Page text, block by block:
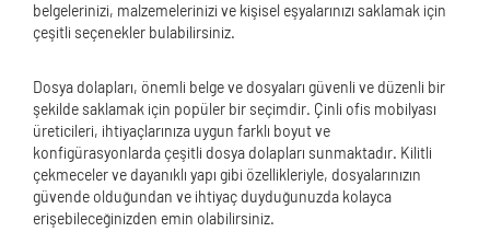
belgelerinizi, malzemelerinizi ve kişisel eşyalarınızı saklamak için
çeşitli seçenekler bulabilirsiniz.
Dosya dolapları, önemli belge ve dosyaları güvenli ve düzenli bir
şekilde saklamak için popüler bir seçimdir. Çinli ofis mobilyası
üreticileri, ihtiyaçlarınıza uygun farklı boyut ve
konfigürasyonlarda çeşitli dosya dolapları sunmaktadır. Kilitli
çekmeceler ve dayanıklı yapı gibi özellikleriyle, dosyalarınızın
güvende olduğundan ve ihtiyaç duyduğunuzda kolayca
erişebileceğinizden emin olabilirsiniz.